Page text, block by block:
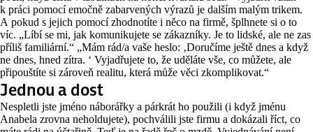
k práci pomocí emočně zabarvených výrazů je dalším malým trikem.
A pokud s jejich pomocí zhodnotíte i něco na firmě, šplhnete si o to
víc. „Líbí se mi, jak komunikujete se zákazníky. Je to lidské, ale ne zas
příliš familiární.“ „Mám rád/a vaše heslo: ‚Doručíme ještě dnes a když
ne dnes, hned zítra. ‘ Vyjadřujete to, že uděláte vše, co můžete, ale
připouštíte si zároveň realitu, která může věci zkomplikovat.“
Jednou a dost
Nespletli jste jméno náborářky a párkrát ho použili (i když jménu
Anabela zrovna neholdujete), pochválili jste firmu a dokázali říct, co